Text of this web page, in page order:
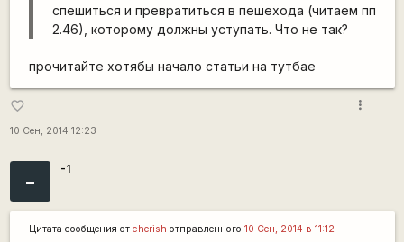
спешиться и превратиться в пешехода (читаем пп
2.46), которому должны уступать. Что не так?
прочитайте хотябы начало статьи на тутбае
favorite_border
10 Сен, 2014 12:23
more_vert
- -1
Цитата сообщения от cherish отправленного 10 Сен, 2014 в 11:12